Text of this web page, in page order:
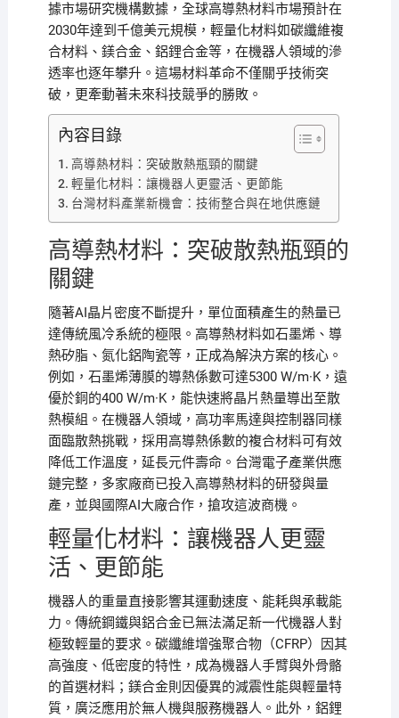
據市場研究機構數據，全球高導熱材料市場預計在
2030年達到千億美元規模，輕量化材料如碳纖維複
合材料、鎂合金、鋁鋰合金等，在機器人領域的滲
透率也逐年攀升。這場材料革命不僅關乎技術突
破，更牽動著未來科技競爭的勝敗。
內容目錄
高導熱材料：突破散熱瓶頸的關鍵
輕量化材料：讓機器人更靈活、更節能
台灣材料產業新機會：技術整合與在地供應鏈
高導熱材料：突破散熱瓶頸的
關鍵
隨著AI晶片密度不斷提升，單位面積產生的熱量已
達傳統風冷系統的極限。高導熱材料如石墨烯、導
熱矽脂、氮化鋁陶瓷等，正成為解決方案的核心。
例如，石墨烯薄膜的導熱係數可達5300 W/m·K，遠
優於銅的400 W/m·K，能快速將晶片熱量導出至散
熱模組。在機器人領域，高功率馬達與控制器同樣
面臨散熱挑戰，採用高導熱係數的複合材料可有效
降低工作溫度，延長元件壽命。台灣電子產業供應
鏈完整，多家廠商已投入高導熱材料的研發與量
產，並與國際AI大廠合作，搶攻這波商機。
輕量化材料：讓機器人更靈
活、更節能
機器人的重量直接影響其運動速度、能耗與承載能
力。傳統鋼鐵與鋁合金已無法滿足新一代機器人對
極致輕量的要求。碳纖維增強聚合物（CFRP）因其
高強度、低密度的特性，成為機器人手臂與外骨骼
的首選材料；鎂合金則因優異的減震性能與輕量特
質，廣泛應用於無人機與服務機器人。此外，鋁鋰